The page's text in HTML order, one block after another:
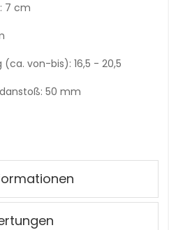
7 cm
(ca. von-bis): 16,5 - 20,5
50 mm